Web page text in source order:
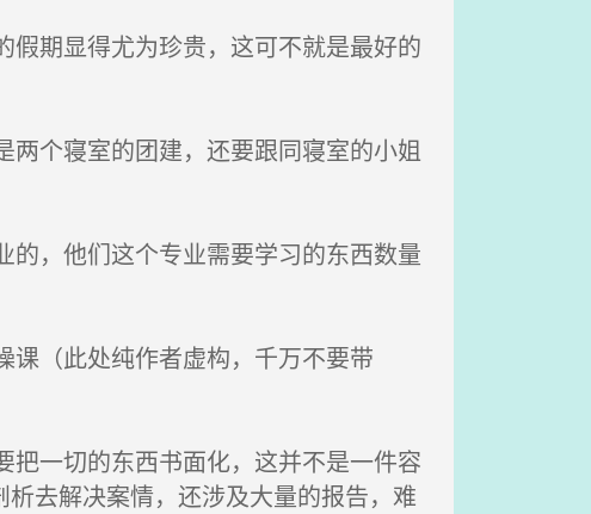
期显得尤为珍贵，这可不就是最好的
个寝室的团建，还要跟同寝室的小姐
，他们这个专业需要学习的东西数量
（此处纯作者虚构，千万不要带
一切的东西书面化，这并不是一件容
去解决案情，还涉及大量的报告，难